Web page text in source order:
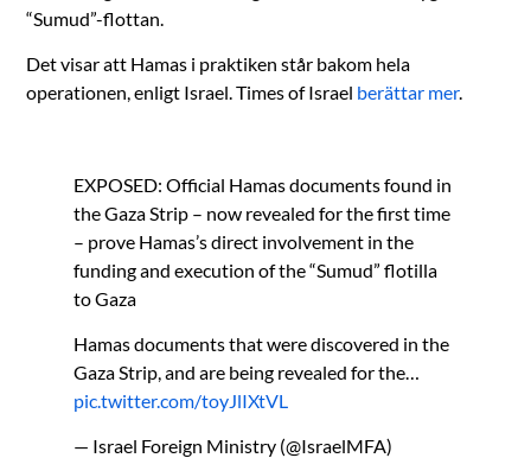
“Sumud”-flottan.
Det visar att Hamas i praktiken står bakom hela
operationen, enligt Israel. Times of Israel berättar mer.
EXPOSED: Official Hamas documents found in
the Gaza Strip – now revealed for the first time
– prove Hamas’s direct involvement in the
funding and execution of the “Sumud” flotilla
to Gaza
Hamas documents that were discovered in the
Gaza Strip, and are being revealed for the…
pic.twitter.com/toyJlIXtVL
— Israel Foreign Ministry (@IsraelMFA)